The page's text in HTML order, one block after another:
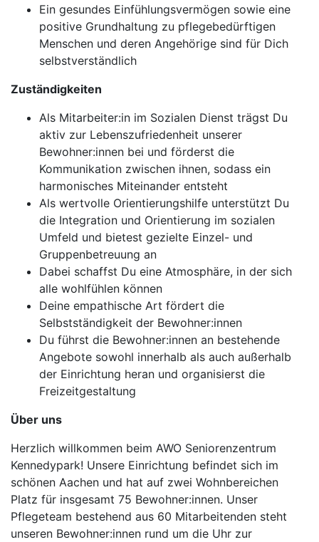
Ein gesundes Einfühlungsvermögen sowie eine
positive Grundhaltung zu pflegebedürftigen
Menschen und deren Angehörige sind für Dich
selbstverständlich
Zuständigkeiten
Als Mitarbeiter:in im Sozialen Dienst trägst Du
aktiv zur Lebenszufriedenheit unserer
Bewohner:innen bei und förderst die
Kommunikation zwischen ihnen, sodass ein
harmonisches Miteinander entsteht
Als wertvolle Orientierungshilfe unterstützt Du
die Integration und Orientierung im sozialen
Umfeld und bietest gezielte Einzel- und
Gruppenbetreuung an
Dabei schaffst Du eine Atmosphäre, in der sich
alle wohlfühlen können
Deine empathische Art fördert die
Selbstständigkeit der Bewohner:innen
Du führst die Bewohner:innen an bestehende
Angebote sowohl innerhalb als auch außerhalb
der Einrichtung heran und organisierst die
Freizeitgestaltung
Über uns
Herzlich willkommen beim AWO Seniorenzentrum
Kennedypark! Unsere Einrichtung befindet sich im
schönen Aachen und hat auf zwei Wohnbereichen
Platz für insgesamt 75 Bewohner:innen. Unser
Pflegeteam bestehend aus 60 Mitarbeitenden steht
unseren Bewohner:innen rund um die Uhr zur